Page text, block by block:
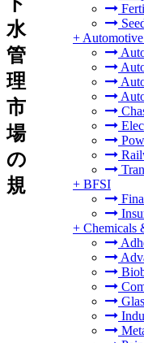
+
+ BFSI
+ Chemicals
水
管
理
市
場
の
規